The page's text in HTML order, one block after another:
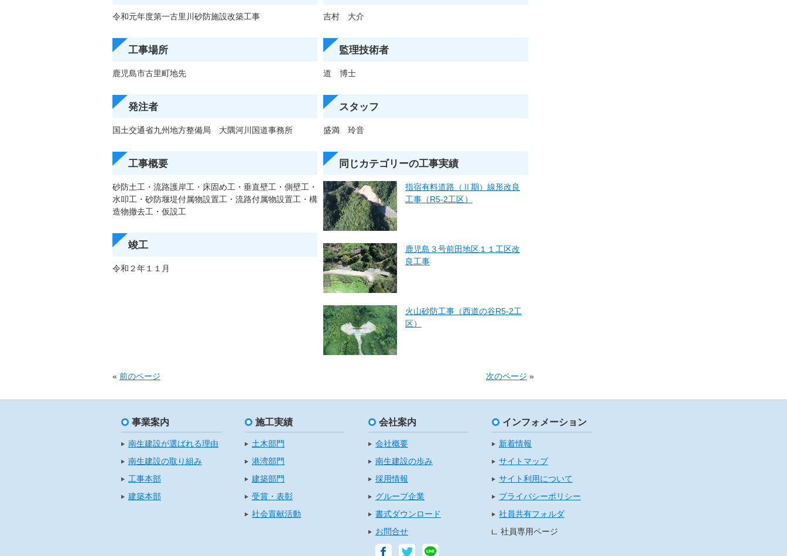
令和元年度第一古里川砂防施設改築工事
工事場所
鹿児島市古里町地先
発注者
国土交通省九州地方整備局 大隅河川国道事務所
工事概要
砂防土工・流路護岸工・床固め工・垂直壁工・側壁工・
水叩工・砂防堰堤付属物設置工・流路付属物設置工・構
造物撤去工・仮設工
竣工
令和２年１１月
吉村 大介
監理技術者
道 博士
スタッフ
盛満 玲音
同じカテゴリーの工事実績
指宿有料道路（Ⅱ期）線形改良
工事（R5-2工区）
鹿児島３号前田地区１１工区改
良工事
火山砂防工事（西道の谷R5-2工
区）
« 前のページ 次のページ »
事業案内
南生建設が選ばれる理由
南生建設の取り組み
工事本部
建築本部
施工実績
土木部門
港湾部門
建築部門
受賞・表彰
社会貢献活動
会社案内
会社概要
南生建設の歩み
採用情報
グループ企業
書式ダウンロード
お問合せ
インフォメーション
新着情報
サイトマップ
サイト利用について
プライバシーポリシー
社員共有フォルダ
社員専用ページ